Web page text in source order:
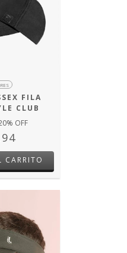
FILA
CLUB
% OFF
CARRITO